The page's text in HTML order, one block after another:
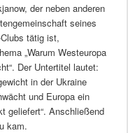
der neben anderen
seines
tätig ist,
„Warum Westeuropa
Der Untertitel lautet:
in der Ukraine
und Europa ein
geliefert“. Anschließend
kam.